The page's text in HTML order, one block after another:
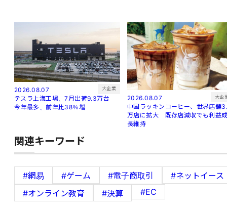
2026.08.07 大企業
テスラ上海工場、7月出荷9.3万台
今年最多、前年比38％増
2026.08.07 大企
中国ラッキンコーヒー、世界店舗
万店に拡大 既存店減収でも利益
長維持
関連キーワード
#網易 #ゲーム #電子商取引
#ネットイース
#オンライン教育
#決算 #EC